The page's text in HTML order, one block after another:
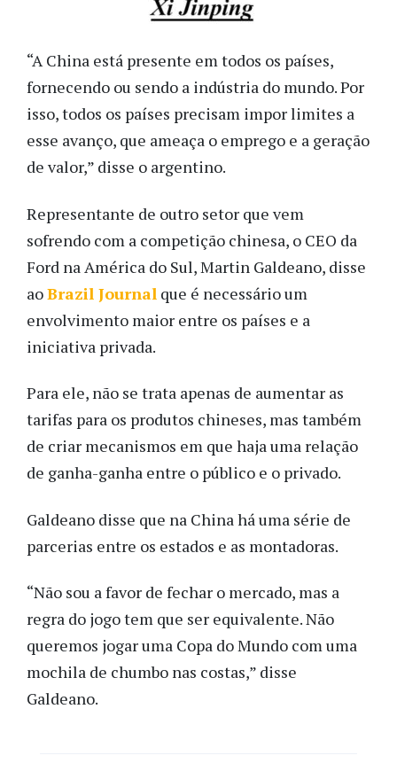
“A China está presente em todos os países,
fornecendo ou sendo a indústria do mundo. Por
isso, todos os países precisam impor limites a
esse avanço, que ameaça o emprego e a geração
de valor,” disse o argentino.
Representante de outro setor que vem
sofrendo com a competição chinesa, o CEO da
Ford na América do Sul, Martin Galdeano, disse
aoBrazil Journal que é necessário um
envolvimento maior entre os países e a
iniciativa privada.
Para ele, não se trata apenas de aumentar as
tarifas para os produtos chineses, mas também
de criar mecanismos em que haja uma relação
de ganha-ganha entre o público e o privado.
Galdeano disse que na China há uma série de
parcerias entre os estados e as montadoras.
“Não sou a favor de fechar o mercado, mas a
regra do jogo tem que ser equivalente. Não
queremos jogar uma Copa do Mundo com uma
mochila de chumbo nas costas,” disse
Galdeano.